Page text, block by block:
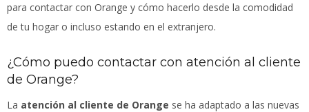
para contactar con Orange y cómo hacerlo desde la comodidad
de tu hogar o incluso estando en el extranjero.
¿Cómo puedo contactar con atención al cliente
de Orange?
La atención al cliente de Orange se ha adaptado a las nuevas